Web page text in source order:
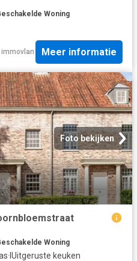
Woning
immovlan Meer informatie
Foto bekijken
Woning
· IUitgeruste keuken